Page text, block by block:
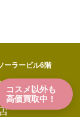
ーラービル6階
コスメ以外も
高価買取中！